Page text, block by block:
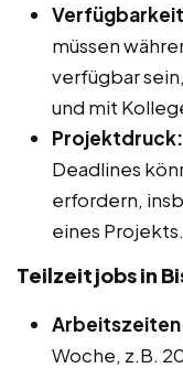
müssen
verfügbar
und mit
Projektdruck:
Deadlines
erfordern,
eines Projekts.
Teilzeitjobs in
Woche, z.B.